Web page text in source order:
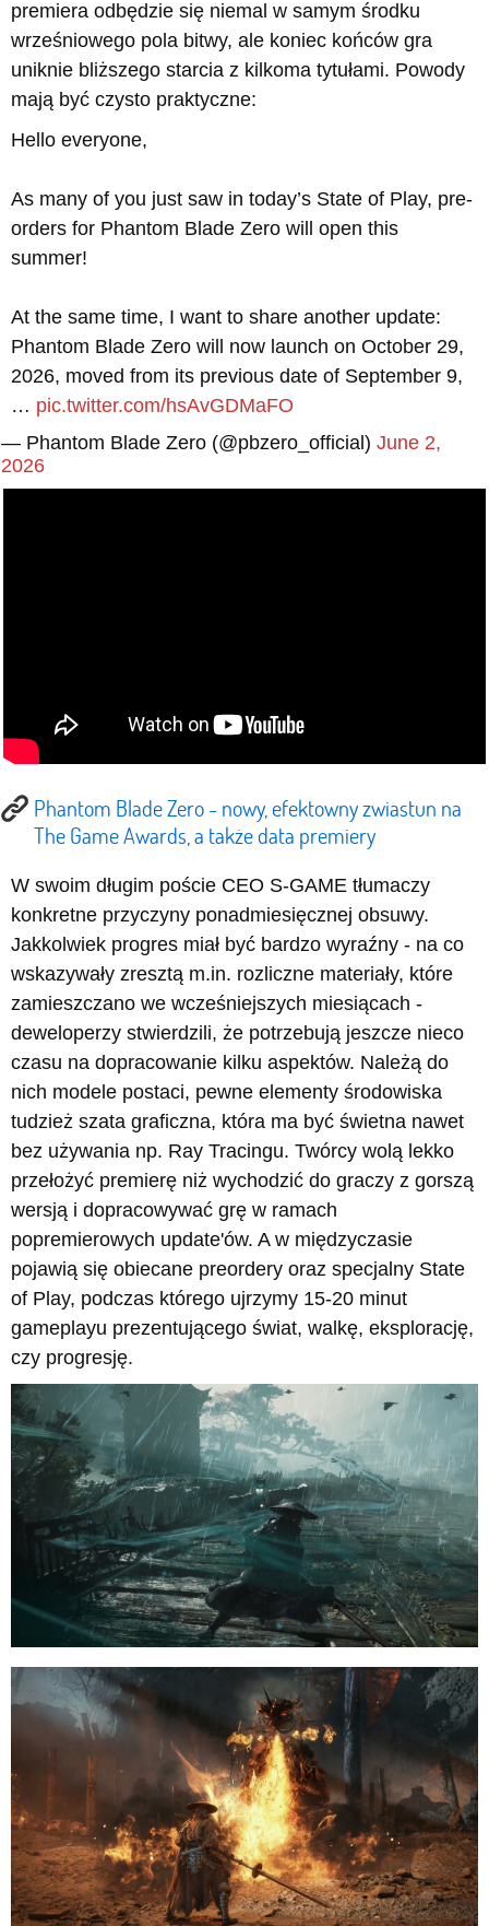
premiera odbędzie się niemal w samym środku
wrześniowego pola bitwy, ale koniec końców gra
uniknie bliższego starcia z kilkoma tytułami. Powody
mają być czysto praktyczne:
Hello everyone,
As many of you just saw in today’s State of Play, pre-
orders for Phantom Blade Zero will open this
summer!
At the same time, I want to share another update:
Phantom Blade Zero will now launch on October 29,
2026, moved from its previous date of September 9,
… pic.twitter.com/hsAvGDMaFO
— Phantom Blade Zero (@pbzero_official) June 2,
2026
Phantom Blade Zero - nowy, efektowny zwiastun na
The Game Awards, a także data premiery
W swoim długim poście CEO S-GAME tłumaczy
konkretne przyczyny ponadmiesięcznej obsuwy.
Jakkolwiek progres miał być bardzo wyraźny - na co
wskazywały zresztą m.in. rozliczne materiały, które
zamieszczano we wcześniejszych miesiącach -
deweloperzy stwierdzili, że potrzebują jeszcze nieco
czasu na dopracowanie kilku aspektów. Należą do
nich modele postaci, pewne elementy środowiska
tudzież szata graficzna, która ma być świetna nawet
bez używania np. Ray Tracingu. Twórcy wolą lekko
przełożyć premierę niż wychodzić do graczy z gorszą
wersją i dopracowywać grę w ramach
popremierowych update'ów. A w międzyczasie
pojawią się obiecane preordery oraz specjalny State
of Play, podczas którego ujrzymy 15-20 minut
gameplayu prezentującego świat, walkę, eksplorację,
czy progresję.